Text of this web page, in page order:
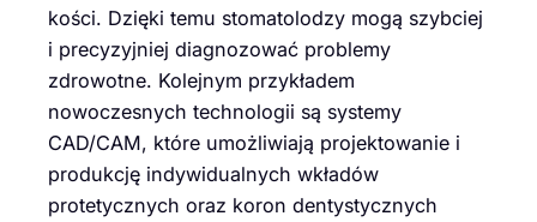
kości. Dzięki temu stomatolodzy mogą szybciej
i precyzyjniej diagnozować problemy
zdrowotne. Kolejnym przykładem
nowoczesnych technologii są systemy
CAD/CAM, które umożliwiają projektowanie i
produkcję indywidualnych wkładów
protetycznych oraz koron dentystycznych